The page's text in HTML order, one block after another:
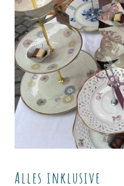
Alles inklusive